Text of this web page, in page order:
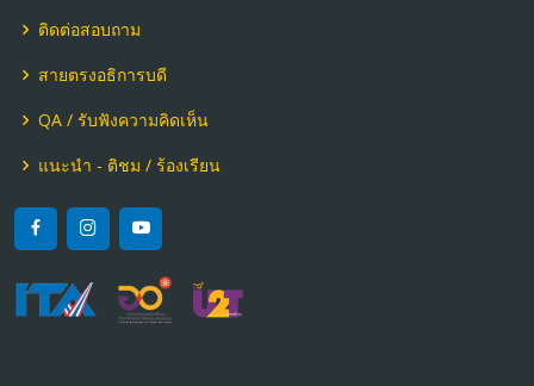
ติดต่อสอบถาม
สายตรงอธิการบดี
QA / รับฟังความคิดเห็น
แนะนำ - ติชม / ร้องเรียน